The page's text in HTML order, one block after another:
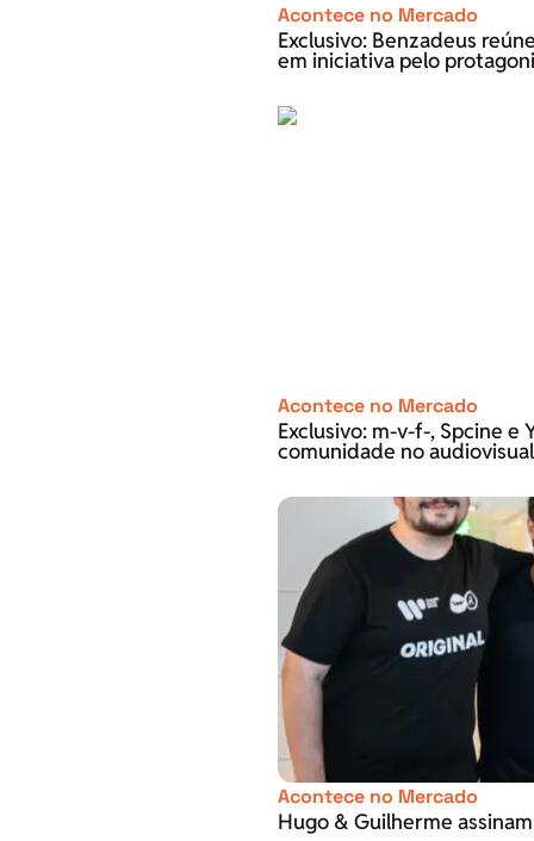
Acontece no Mercado
Exclusivo: Benzadeus
em iniciativa pelo
Acontece no Mercado
Exclusivo: m-v-f-, Spcine e
comunidade no audiovisual
Acontece no Mercado
Hugo & Guilherme